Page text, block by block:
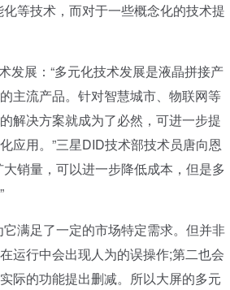
等技术，而对于一些概念化的技术提
展：“多元化技术发展是液晶拼接产
主流产品。针对智慧城市、物联网等
解决方案就成为了必然，可进一步提
应用。”三星DID技术部技术员唐向恩
销量，可以进一步降低成本，但是多
满足了一定的市场特定需求。但并非
运行中会出现人为的误操作;第二也会
际的功能提出删减。所以大屏的多元